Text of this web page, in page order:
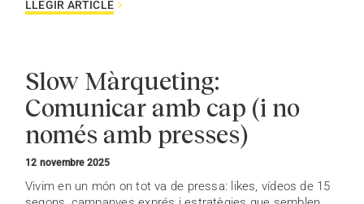
LLEGIR ARTICLE
Slow Màrqueting:
Comunicar amb cap (i no
només amb presses)
12 novembre 2025
Vivim en un món on tot va de pressa: likes, vídeos de 15